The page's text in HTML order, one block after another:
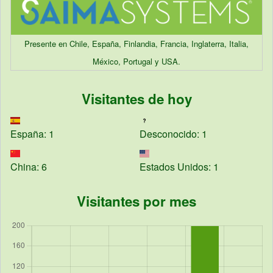
Presente en Chile, España, Finlandia, Francia, Inglaterra, Italia,
México, Portugal y USA.
Visitantes de hoy
España: 1 Desconocido: 1
China: 6 Estados Unidos: 1
Visitantes por mes